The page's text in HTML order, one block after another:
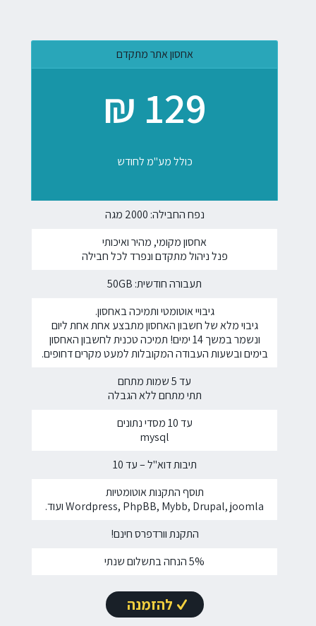
אחסון אתר מתקדם
129 ₪
כולל מע"מ לחודש
נפח החבילה: 2000 מגה
אחסון מקומי, מהיר ואיכותי
פנל ניהול מתקדם ונפרד לכל חבילה
תעבורה חודשית: 50GB
גיבויי אוטומטי ותמיכה באחסון.
גיבוי מלא של חשבון האחסון מתבצע אחת אחת ליום
ונשמר במשך 14 ימים! תמיכה טכנית לחשבון האחסון
בימים ובשעות העבודה המקובלות למעט מקרים דחופים.
עד 5 שמות מתחם
תתי מתחם ללא הגבלה
עד 10 מסדי נתונים
mysql
תיבות דוא"ל – עד 10
תוסף התקנות אוטומטיות
Wordpress, PhpBB, Mybb, Drupal, joomla ועוד.
התקנת וורדפרס חינם!
5% הנחה בתשלום שנתי
להזמנה